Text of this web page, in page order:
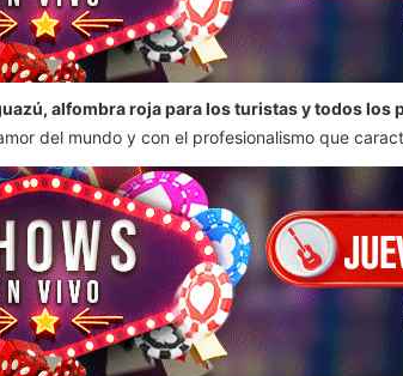
alfombra roja para los turistas y todos
del mundo y con el profesionalismo que